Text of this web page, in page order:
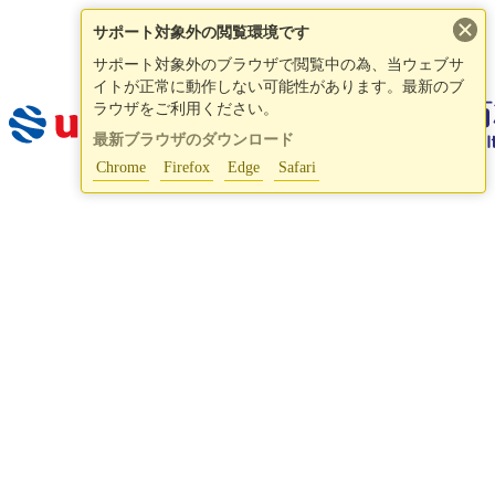
サポート対象外の閲覧環境です
サポート対象外のブラウザで閲覧中の為、当ウェブサ
イトが正常に動作しない可能性があります。最新のブ
ラウザをご利用ください。
最新ブラウザのダウンロード
Chrome
Firefox Edge Safari